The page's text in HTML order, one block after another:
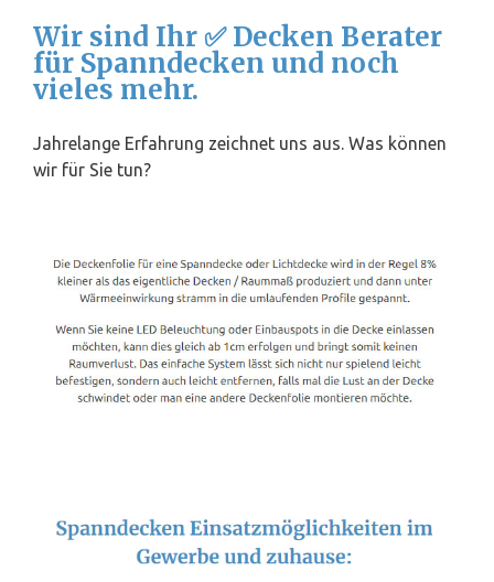
Wir sind Ihr ✅ Decken Berater
für Spanndecken und noch
vieles mehr.
Jahrelange Erfahrung zeichnet uns aus. Was können
wir für Sie tun?